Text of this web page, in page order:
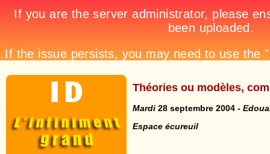
Théories ou modèles,
Mardi 28 septembre 2004 -
Espace écureuil